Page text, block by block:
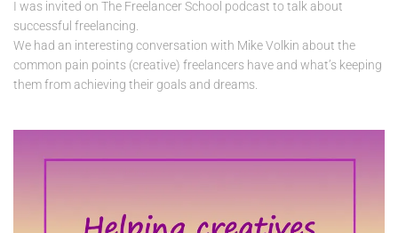
I was invited on The Freelancer School podcast to talk about
successful freelancing.
We had an interesting conversation with Mike Volkin about the
common pain points (creative) freelancers have and what’s keeping
them from achieving their goals and dreams.